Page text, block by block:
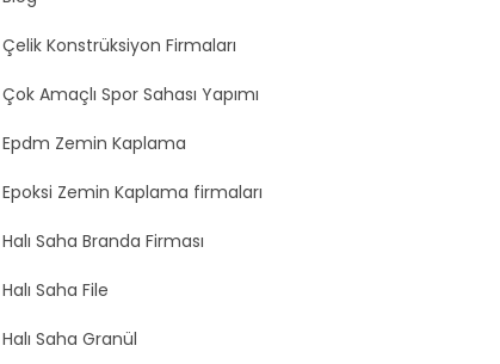
Çelik Konstrüksiyon Firmaları
Çok Amaçlı Spor Sahası Yapımı
Epdm Zemin Kaplama
Epoksi Zemin Kaplama firmaları
Halı Saha Branda Firması
Halı Saha File
Halı Saha Granül